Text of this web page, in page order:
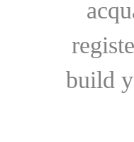
build